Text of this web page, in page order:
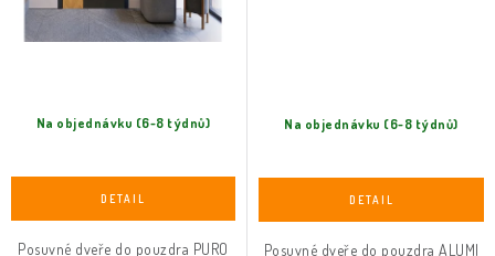
Na objednávku (6-8 týdnů)
Posuvné dveře do pouzdra PURO
Na objednávku (6-8 týdnů)
Posuvné dveře do pouzdra ALUMI